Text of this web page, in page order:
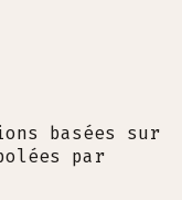
basées sur
par